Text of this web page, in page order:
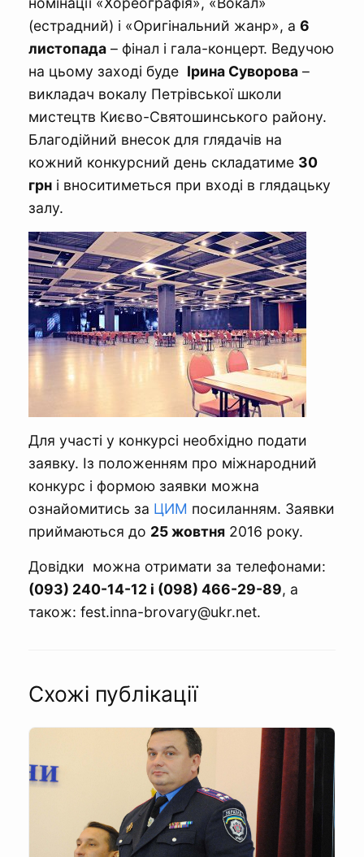
(естрадний) і «Оригінальний жанр», а 6
листопада – фінал і гала-концерт. Ведучою
на цьому заході буде Ірина Суворова –
викладач вокалу Петрівської школи
мистецтв Києво-Святошинського району.
Благодійний внесок для глядачів на
кожний конкурсний день складатиме 30
грн і вноситиметься при вході в глядацьку
залу.
Для участі у конкурсі необхідно подати
заявку. Із положенням про міжнародний
конкурс і формою заявки можна
ознайомитись за ЦИМ посиланням. Заявки
приймаються до 25 жовтня 2016 року.
Довідки можна отримати за телефонами:
(093) 240-14-12 і (098) 466-29-89, а
також: fest.inna-brovary@ukr.net.
Схожі публікації